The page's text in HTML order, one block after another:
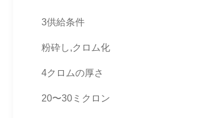
3供給条件
粉砕し,クロム化
4クロムの厚さ
20〜30ミクロン